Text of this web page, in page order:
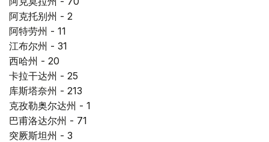
阿克托别州 - 2
阿特劳州 - 11
江布尔州 - 31
西哈州 - 20
卡拉干达州 - 25
库斯塔奈州 - 213
克孜勒奥尔达州 - 1
巴甫洛达尔州 - 71
突厥斯坦州 - 3